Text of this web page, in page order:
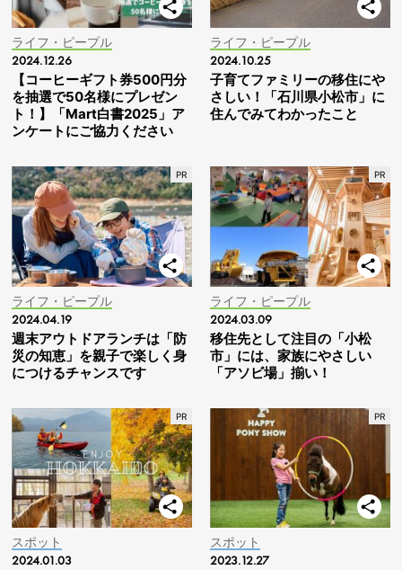
ライフ・ピープル
2024.12.26
【コーヒーギフト券500円分
を抽選で50名様にプレゼン
ト！】「Mart白書2025」ア
ンケートにご協力ください
ライフ・ピープル
2024.10.25
子育てファミリーの移住にや
さしい！「石川県小松市」に
住んでみてわかったこと
ライフ・ピープル
2024.04.19
週末アウトドアランチは「防
災の知恵」を親子で楽しく身
につけるチャンスです
ライフ・ピープル
2024.03.09
移住先として注目の「小松
市」には、家族にやさしい
「アソビ場」揃い！
スポット
2024.01.03
スポット
2023.12.27